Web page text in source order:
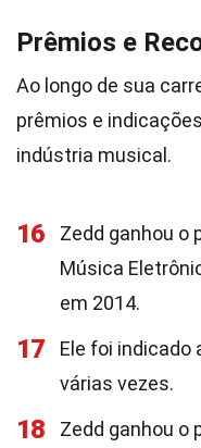
Prêmios e
Ao longo de sua
prêmios e
indústria musical.
16
Zedd ganhou o
Música
em 2014.
17
Ele foi indicado
várias vezes.
18
Zedd ganhou o